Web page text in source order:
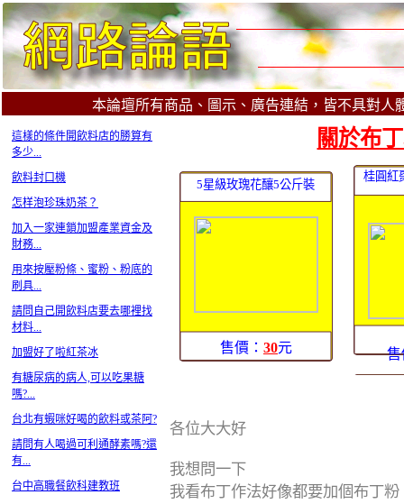
本論壇所有商品、圖示、廣告連結，皆不具對
這樣的條件開飲料店的勝算有
多少...
飲料封口機
怎样泡珍珠奶茶？
加入一家連鎖加盟產業資金及
財務...
用來按壓粉條、蜜粉、粉底的
刷具...
請問自己開飲料店要去哪裡找
材料...
加盟好了啦紅茶冰
有糖尿病的病人,可以吃果糖
嗎?...
台北有蝦咪好喝的飲料或茶阿?
請問有人喝過可利通酵素嗎?還
有...
台中高職餐飲科建教班
關於布
5星級玫瑰花釀5公斤裝
售價： 30元
桂圓紅
售
各位大大好
我想問一下
我看布丁作法好像都要加個布丁粉